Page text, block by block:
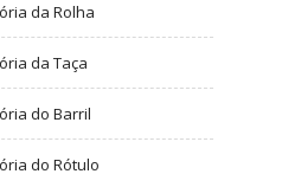
da Rolha
da Taça
do Barril
do Rótulo